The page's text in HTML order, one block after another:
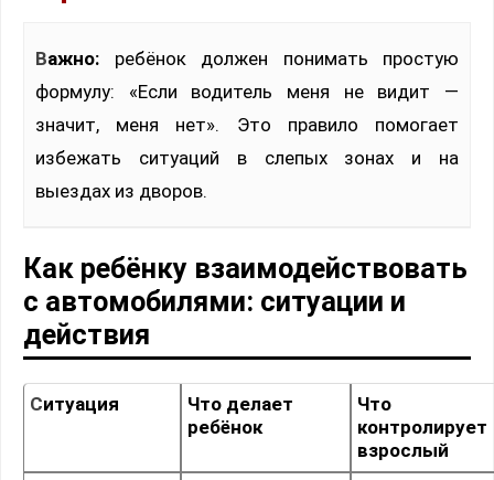
Важно: ребёнок должен понимать простую
формулу: «Если водитель меня не видит —
значит, меня нет». Это правило помогает
избежать ситуаций в слепых зонах и на
выездах из дворов.
Как ребёнку взаимодействовать
с автомобилями: ситуации и
действия
Ситуация
Что делает
ребёнок
Что
контролирует
взрослый